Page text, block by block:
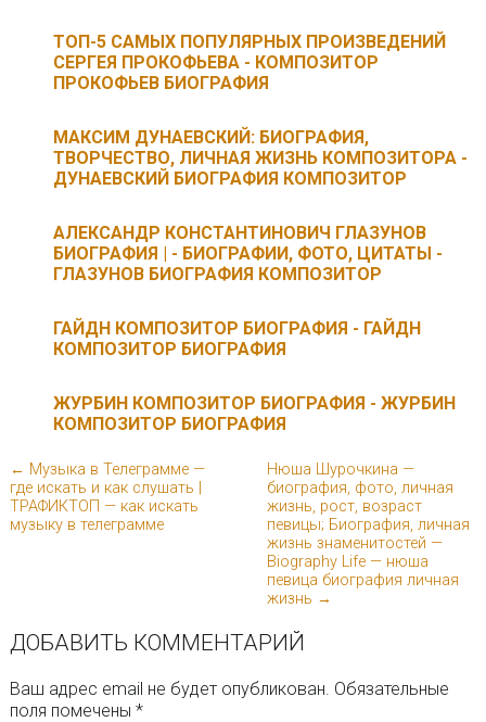
ТОП-5 САМЫХ ПОПУЛЯРНЫХ ПРОИЗВЕДЕНИЙ
СЕРГЕЯ ПРОКОФЬЕВА - КОМПОЗИТОР
ПРОКОФЬЕВ БИОГРАФИЯ
МАКСИМ ДУНАЕВСКИЙ: БИОГРАФИЯ,
ТВОРЧЕСТВО, ЛИЧНАЯ ЖИЗНЬ КОМПОЗИТОРА -
ДУНАЕВСКИЙ БИОГРАФИЯ КОМПОЗИТОР
АЛЕКСАНДР КОНСТАНТИНОВИЧ ГЛАЗУНОВ
БИОГРАФИЯ | - БИОГРАФИИ, ФОТО, ЦИТАТЫ -
ГЛАЗУНОВ БИОГРАФИЯ КОМПОЗИТОР
ГАЙДН КОМПОЗИТОР БИОГРАФИЯ - ГАЙДН
КОМПОЗИТОР БИОГРАФИЯ
ЖУРБИН КОМПОЗИТОР БИОГРАФИЯ - ЖУРБИН
КОМПОЗИТОР БИОГРАФИЯ
← Музыка в Телеграмме —
где искать и как слушать |
ТРАФИКТОП — как искать
музыку в телеграмме
Нюша Шурочкина —
биография, фото, личная
жизнь, рост, возраст
певицы; Биография, личная
жизнь знаменитостей —
Biography Life — нюша
певица биография личная
жизнь →
ДОБАВИТЬ КОММЕНТАРИЙ
Ваш адрес email не будет опубликован. Обязательные
поля помечены *